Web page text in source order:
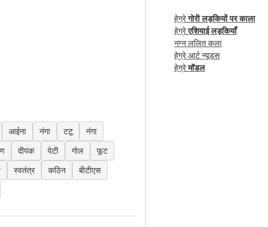
आईना नंगा टटू
नंगा
दीपक पेटी गोल
फूट
स्वतंत्र कठिन
बीटीएस
हेग्रेगोरी लड़कियों पर काला
हेग्रेएशियाई लड़कियाँ
नग्न ललित कला
हेग्रे आर्ट न्यूड्स
हेग्रेमॉडल